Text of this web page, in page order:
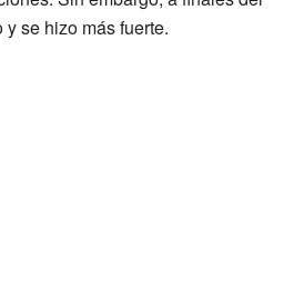
se hizo más fuerte.